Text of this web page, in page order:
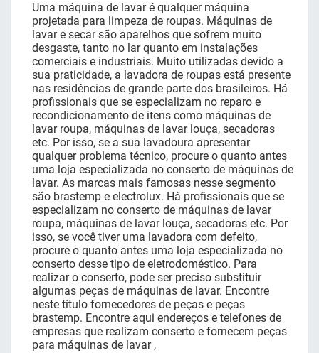
Uma máquina de lavar é qualquer máquina
projetada para limpeza de roupas. Máquinas de
lavar e secar são aparelhos que sofrem muito
desgaste, tanto no lar quanto em instalações
comerciais e industriais. Muito utilizadas devido a
sua praticidade, a lavadora de roupas está presente
nas residências de grande parte dos brasileiros. Há
profissionais que se especializam no reparo e
recondicionamento de itens como máquinas de
lavar roupa, máquinas de lavar louça, secadoras
etc. Por isso, se a sua lavadoura apresentar
qualquer problema técnico, procure o quanto antes
uma loja especializada no conserto de máquinas de
lavar. As marcas mais famosas nesse segmento
são brastemp e electrolux. Há profissionais que se
especializam no conserto de máquinas de lavar
roupa, máquinas de lavar louça, secadoras etc. Por
isso, se você tiver uma lavadora com defeito,
procure o quanto antes uma loja especializada no
conserto desse tipo de eletrodoméstico. Para
realizar o conserto, pode ser preciso substituir
algumas peças de máquinas de lavar. Encontre
neste título fornecedores de peças e peças
brastemp. Encontre aqui endereços e telefones de
empresas que realizam conserto e fornecem peças
para máquinas de lavar ,